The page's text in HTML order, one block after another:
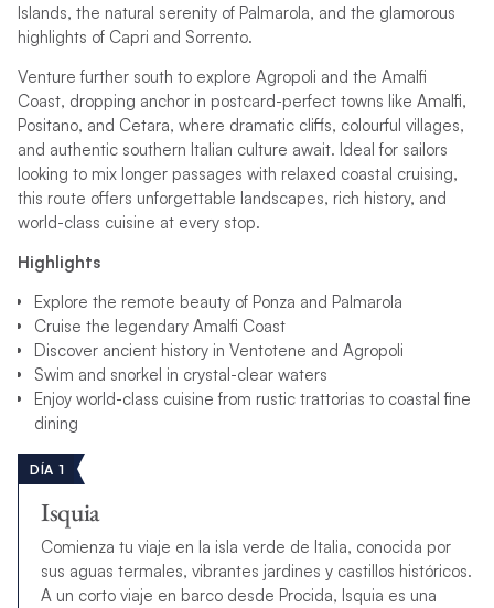
Islands, the natural serenity of Palmarola, and the glamorous
highlights of Capri and Sorrento.
Venture further south to explore Agropoli and the Amalfi
Coast, dropping anchor in postcard-perfect towns like Amalfi,
Positano, and Cetara, where dramatic cliffs, colourful villages,
and authentic southern Italian culture await. Ideal for sailors
looking to mix longer passages with relaxed coastal cruising,
this route offers unforgettable landscapes, rich history, and
world-class cuisine at every stop.
Highlights
Explore the remote beauty of Ponza and Palmarola
Cruise the legendary Amalfi Coast
Discover ancient history in Ventotene and Agropoli
Swim and snorkel in crystal-clear waters
Enjoy world-class cuisine from rustic trattorias to coastal fine
dining
DÍA 1
Isquia
Comienza tu viaje en la isla verde de Italia, conocida por
sus aguas termales, vibrantes jardines y castillos históricos.
A un corto viaje en barco desde Procida, Isquia es una